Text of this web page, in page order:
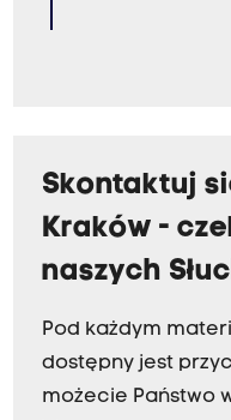
Skontaktuj
Kraków -
naszych
Pod każdym
dostępny jest
możecie Państwo